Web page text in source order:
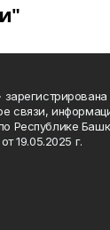
связи,
Республике
19.05.2025 г.